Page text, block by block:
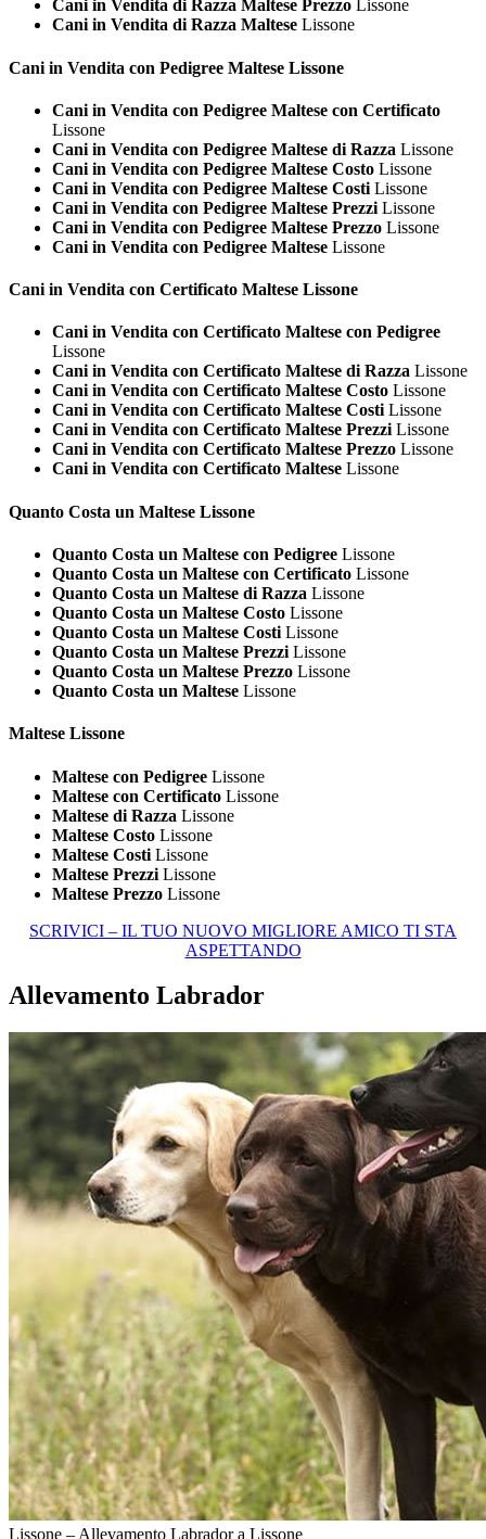
Cani in Vendita di Razza Maltese Prezzo Lissone
Cani in Vendita di Razza Maltese Lissone
Cani in Vendita con Pedigree Maltese Lissone
Cani in Vendita con Pedigree Maltese con Certificato
Lissone
Cani in Vendita con Pedigree Maltese di Razza Lissone
Cani in Vendita con Pedigree Maltese Costo Lissone
Cani in Vendita con Pedigree Maltese Costi Lissone
Cani in Vendita con Pedigree Maltese Prezzi Lissone
Cani in Vendita con Pedigree Maltese Prezzo Lissone
Cani in Vendita con Pedigree Maltese Lissone
Cani in Vendita con Certificato Maltese Lissone
Cani in Vendita con Certificato Maltese con Pedigree
Lissone
Cani in Vendita con Certificato Maltese di Razza Lissone
Cani in Vendita con Certificato Maltese Costo Lissone
Cani in Vendita con Certificato Maltese CostiLissone
Cani in Vendita con Certificato Maltese PrezziLissone
Cani in Vendita con Certificato Maltese Prezzo Lissone
Cani in Vendita con Certificato Maltese Lissone
Quanto Costa un Maltese Lissone
Quanto Costa un Maltese con Pedigree Lissone
Quanto Costa un Maltese con Certificato Lissone
Quanto Costa un Maltese di Razza Lissone
Quanto Costa un Maltese Costo Lissone
Quanto Costa un Maltese Costi Lissone
Quanto Costa un Maltese Prezzi Lissone
Quanto Costa un Maltese Prezzo Lissone
Quanto Costa un Maltese Lissone
Maltese Lissone
Maltese con Pedigree Lissone
Maltese con Certificato Lissone
Maltese di Razza Lissone
Maltese Costo Lissone
Maltese Costi Lissone
Maltese Prezzi Lissone
Maltese Prezzo Lissone
SCRIVICI – IL TUO NUOVO MIGLIORE AMICO TI STA
ASPETTANDO
Allevamento Labrador
Lissone – Allevamento Labrador a Lissone